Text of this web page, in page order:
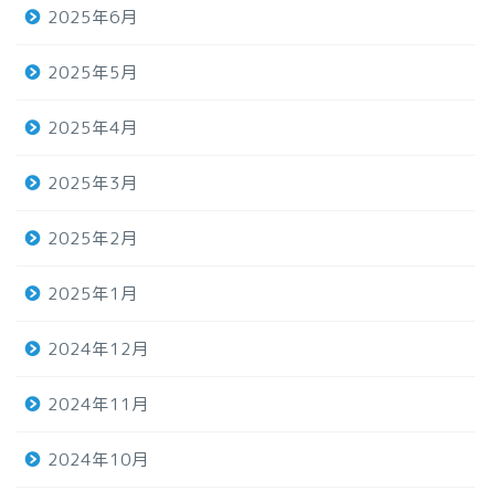
2025年6月
2025年5月
2025年4月
2025年3月
2025年2月
2025年1月
2024年12月
2024年11月
2024年10月